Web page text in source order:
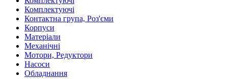
Комплектуючі
Контактна група, Роз'єми
Корпуси
Матеріали
Механічні
Мотори, Редуктори
Насоси
Обладнання